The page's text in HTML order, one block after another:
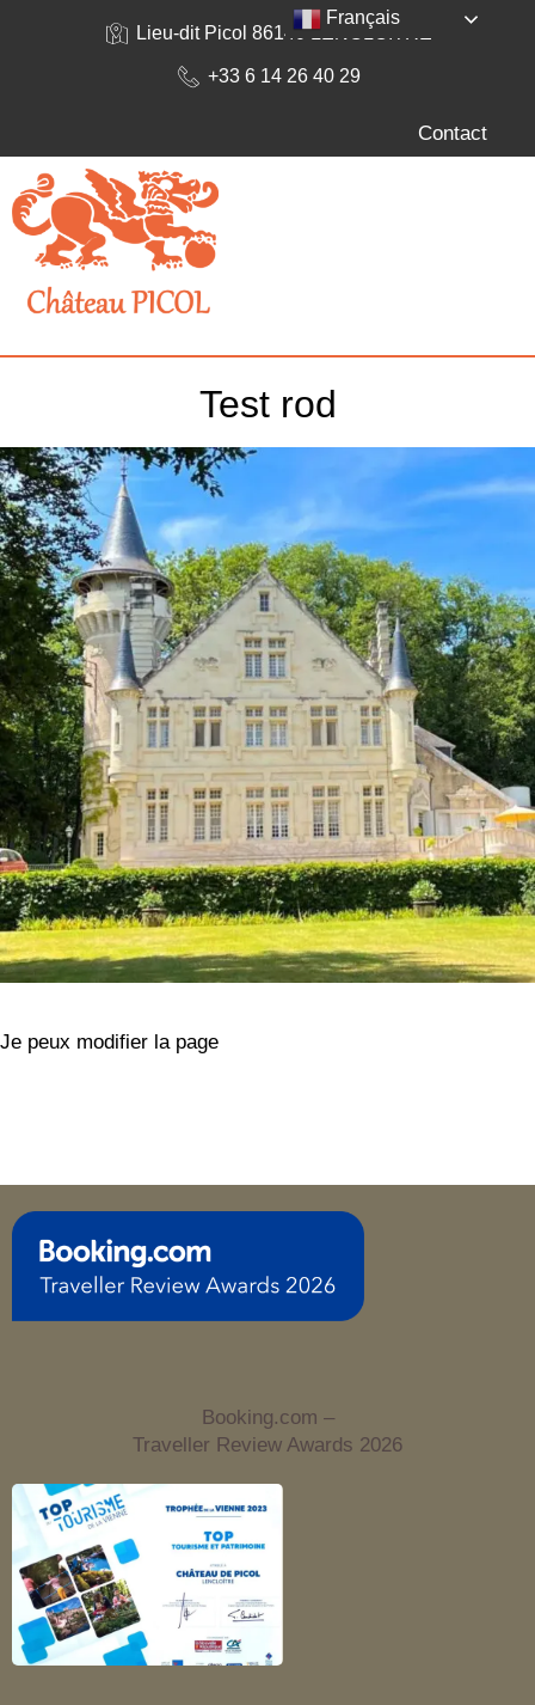
Lieu-dit Picol 86140 LENCLOITRE
+33 6 14 26 40 29
Contact
Test rod
Je peux modifier la page
Booking.com –
Traveller Review Awards 2026
Français